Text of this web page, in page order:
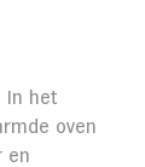
in het
oven
en